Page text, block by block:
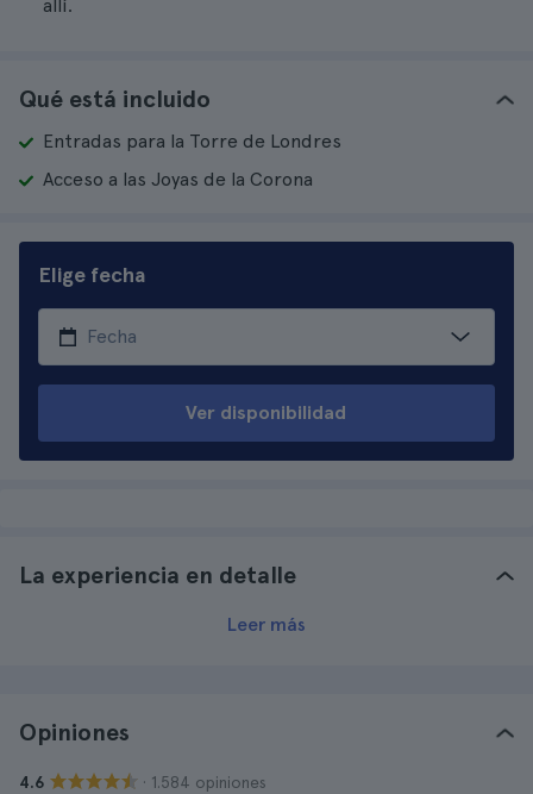
allí.
Qué está incluido
Entradas para la Torre de Londres
Acceso a las Joyas de la Corona
Elige fecha
Ver disponibilidad
La experiencia en detalle
Leer más
Opiniones
4.6 · 1.584 opiniones